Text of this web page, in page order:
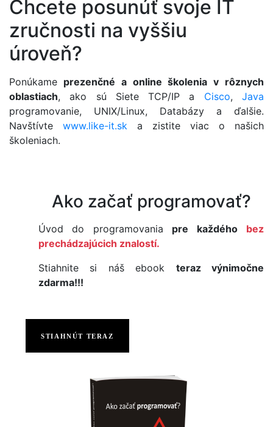
​Chcete posunúť svoje IT
zručnosti na vyššiu
úroveň?
Ponúkame prezenčné a online školenia v rôznych
oblastiach, ako sú Siete TCP/IP a Cisco,Java
programovanie, UNIX/Linux, Databázy a ďalšie.
Navštívte www.like-it.sk a zistite viac o našich
školeniach.
Ako začať programovať?
Úvod do programovania pre každého
bez
prechádzajúcich znalostí.
Stiahnite si náš ebook teraz výnimočne
zdarma!!!
STIAHNÚT TERAZ